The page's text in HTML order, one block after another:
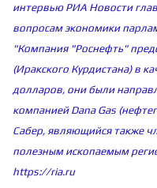
интервью РИА Новости
вопросам экономики
"Компания "Роснефть"
(Иракского Курдистана) в
долларов, они были
компанией Dana Gas
Сабер, являющийся также
полезным ископаемым
https://ria.ru